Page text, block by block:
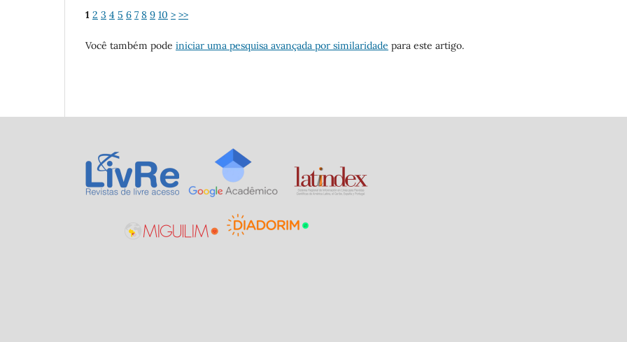
1 2 3 4 5 6 7 8 9 10 > >>
Você também pode iniciar uma pesquisa avançada por similaridade para este artigo.